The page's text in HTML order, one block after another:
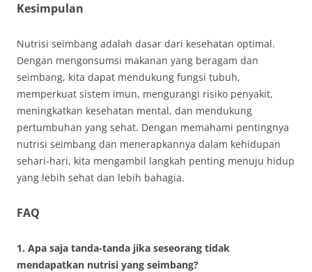
Kesimpulan
Nutrisi seimbang adalah dasar dari kesehatan optimal.
Dengan mengonsumsi makanan yang beragam dan
seimbang, kita dapat mendukung fungsi tubuh,
memperkuat sistem imun, mengurangi risiko penyakit,
meningkatkan kesehatan mental, dan mendukung
pertumbuhan yang sehat. Dengan memahami pentingnya
nutrisi seimbang dan menerapkannya dalam kehidupan
sehari-hari, kita mengambil langkah penting menuju hidup
yang lebih sehat dan lebih bahagia.
FAQ
1. Apa saja tanda-tanda jika seseorang tidak
mendapatkan nutrisi yang seimbang?